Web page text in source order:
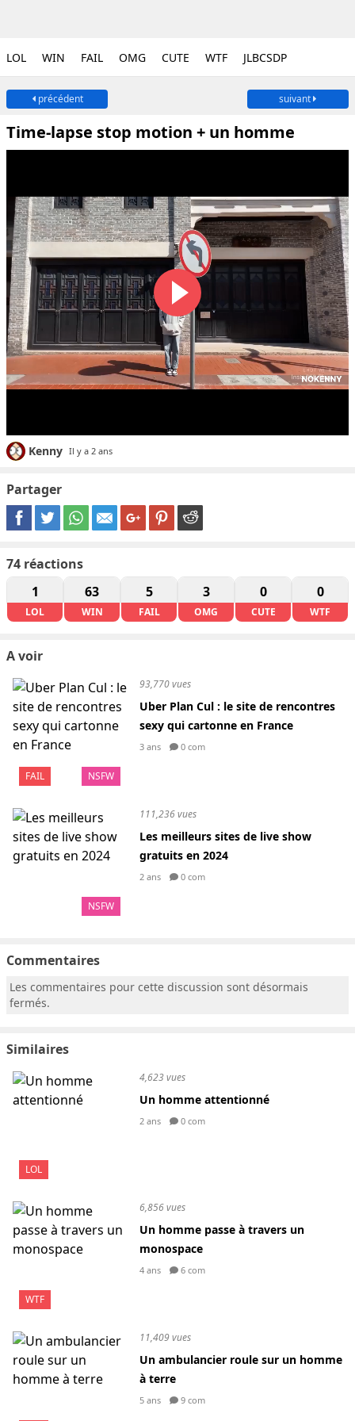
LOL WIN FAIL OMG CUTE WTF JLBCSDP
précédent suivant
Time-lapse stop motion + un homme
Kenny Il y a 2 ans
Partager
74 réactions
1
LOL
63
WIN
5
FAIL
3
OMG
0
CUTE
0
WTF
A voir
FAIL NSFW
93,770 vues
Uber Plan Cul : le site de rencontres
sexy qui cartonne en France
3 ans 0 com
NSFW
111,236 vues
Les meilleurs sites de live show
gratuits en 2024
2 ans 0 com
Commentaires
Les commentaires pour cette discussion sont désormais
fermés.
Similaires
LOL
4,623 vues
Un homme attentionné
2 ans 0 com
WTF
6,856 vues
Un homme passe à travers un
monospace
4 ans 6 com
11,409 vues
Un ambulancier roule sur un homme
à terre
5 ans 9 com